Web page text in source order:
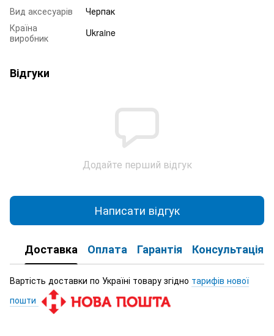
Вид аксесуарів
Черпак
Країна
виробник
Ukraine
Відгуки
Додайте перший відгук
Написати відгук
Доставка Оплата Гарантія Консультація
Вартість доставки по Україні товару згідно тарифів нової
пошти